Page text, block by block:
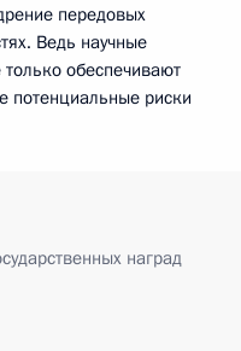
передовых
Ведь научные
обеспечивают
потенциальные риски
наград